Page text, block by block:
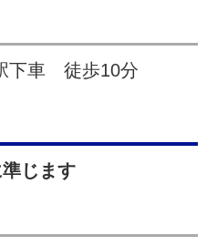
下車 徒歩10分
じます